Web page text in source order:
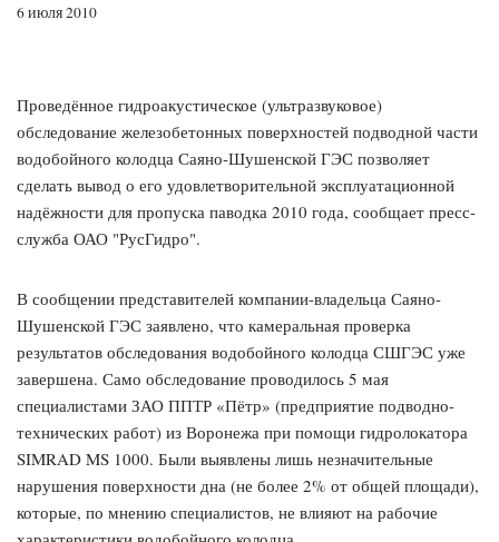
6 июля 2010
Проведённое гидроакустическое (ультразвуковое)
обследование железобетонных поверхностей подводной части
водобойного колодца Саяно-Шушенской ГЭС позволяет
сделать вывод о его удовлетворительной эксплуатационной
надёжности для пропуска паводка 2010 года, сообщает пресс-
служба ОАО "РусГидро".
В сообщении представителей компании-владельца Саяно-
Шушенской ГЭС заявлено, что камеральная проверка
результатов обследования водобойного колодца СШГЭС уже
завершена. Само обследование проводилось 5 мая
специалистами ЗАО ППТР «Пётр» (предприятие подводно-
технических работ) из Воронежа при помощи гидролокатора
SIMRAD MS 1000. Были выявлены лишь незначительные
нарушения поверхности дна (не более 2% от общей площади),
которые, по мнению специалистов, не влияют на рабочие